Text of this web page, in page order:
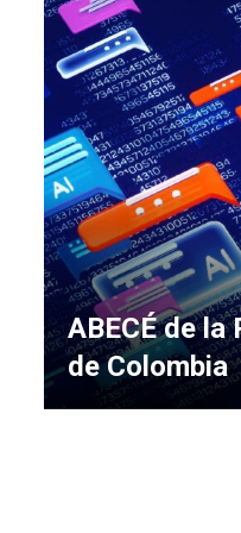
ABECÉ de
de Colombia